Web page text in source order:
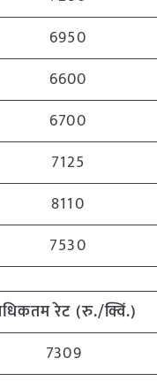
6950
6600
6700
7125
8110
7530
रेट (रु./क्विं.)
7309